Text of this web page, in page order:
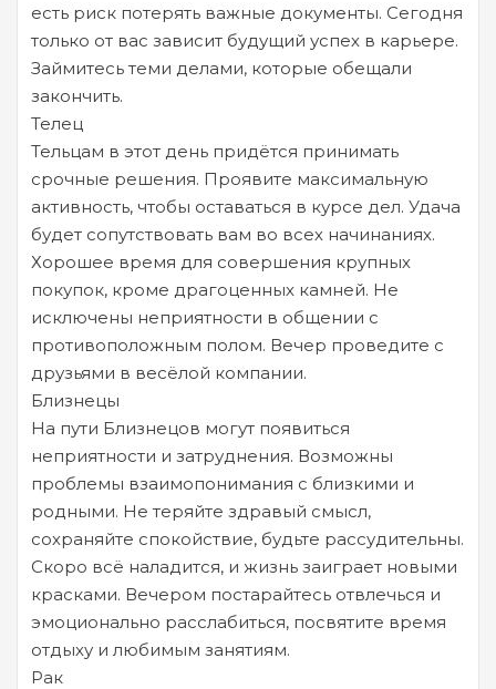
есть риск потерять важные документы. Сегодня
только от вас зависит будущий успех в карьере.
Займитесь теми делами, которые обещали
закончить.
Телец
Тельцам в этот день придётся принимать
срочные решения. Проявите максимальную
активность, чтобы оставаться в курсе дел. Удача
будет сопутствовать вам во всех начинаниях.
Хорошее время для совершения крупных
покупок, кроме драгоценных камней. Не
исключены неприятности в общении с
противоположным полом. Вечер проведите с
друзьями в весёлой компании.
Близнецы
На пути Близнецов могут появиться
неприятности и затруднения. Возможны
проблемы взаимопонимания с близкими и
родными. Не теряйте здравый смысл,
сохраняйте спокойствие, будьте рассудительны.
Скоро всё наладится, и жизнь заиграет новыми
красками. Вечером постарайтесь отвлечься и
эмоционально расслабиться, посвятите время
отдыху и любимым занятиям.
Рак